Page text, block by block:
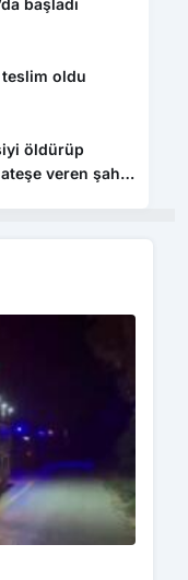
oldu
öldürüp
veren şahıs